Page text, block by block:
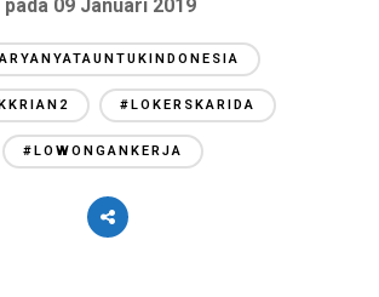
09 Januari 2019
#LOKERSKARIDA
#LOWONGANKERJA